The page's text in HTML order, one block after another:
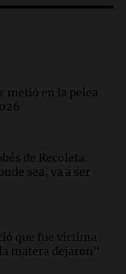
casino en la
metió en la pelea
de Recoleta:
sea, va a ser
que fue víctima
matera dejaron"